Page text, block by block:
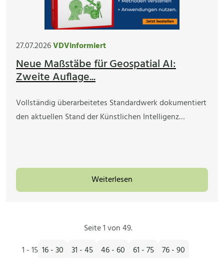
27.07.2026VDVinformiert
Neue Maßstäbe für Geospatial AI:
Zweite Auflage...
Vollständig überarbeitetes Standardwerk dokumentiert
den aktuellen Stand der Künstlichen Intelligenz…
Weiterlesen
Seite 1 von 49.
1 - 15 16 - 30 31 - 45 46 - 60 61 - 75
76 - 90